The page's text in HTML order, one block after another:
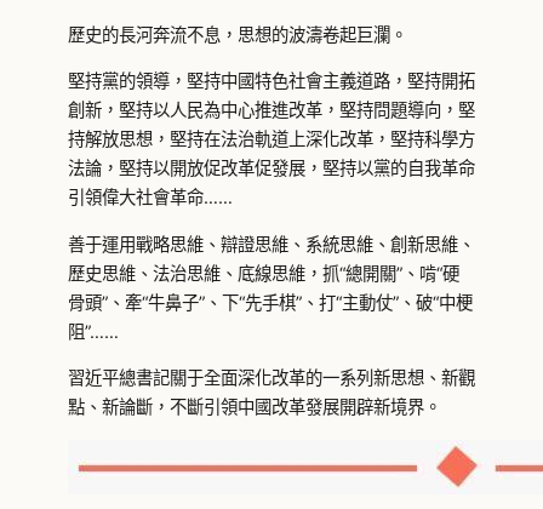
歷史的長河奔流不息，思想的波濤卷起巨瀾。
堅持黨的領導，堅持中國特色社會主義道路，堅持開拓
創新，堅持以人民為中心推進改革，堅持問題導向，堅
持解放思想，堅持在法治軌道上深化改革，堅持科學方
法論，堅持以開放促改革促發展，堅持以黨的自我革命
引領偉大社會革命……
善于運用戰略思維、辯證思維、系統思維、創新思維、
歷史思維、法治思維、底線思維，抓“總開關”、啃“硬
骨頭”、牽“牛鼻子”、下“先手棋”、打“主動仗”、破“中梗
阻”……
習近平總書記關于全面深化改革的一系列新思想、新觀
點、新論斷，不斷引領中國改革發展開辟新境界。